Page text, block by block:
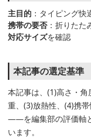
主目的 ：タイピング
携帯の要否：折りたた
対応サイズを確認
本記事の選定基準
本記事は、(1)高さ・
重、(3)放熱性、(4)携
——を編集部の評価軸
います。